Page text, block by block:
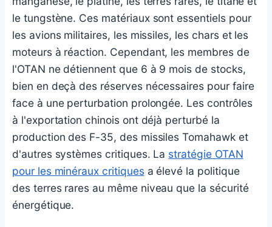
le tungstène. Ces matériaux sont essentiels pour
les avions militaires, les missiles, les chars et les
moteurs à réaction. Cependant, les membres de
l'OTAN ne détiennent que 6 à 9 mois de stocks,
bien en deçà des réserves nécessaires pour faire
face à une perturbation prolongée. Les contrôles
à l'exportation chinois ont déjà perturbé la
production des F-35, des missiles Tomahawk et
d'autres systèmes critiques. La stratégie OTAN
pour les minéraux critiques a élevé la politique
des terres rares au même niveau que la sécurité
énergétique.